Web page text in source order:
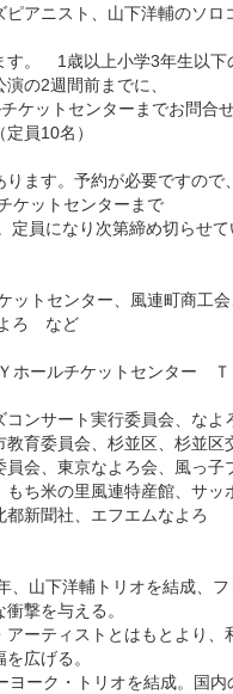
アニスト、山下洋輔のソロ
。 1歳以上小学3年生以下
の2週間前までに、
ケットセンターまでお問合
員10名）
ます。予約が必要ですので
ケットセンターまで
員になり次第締め切らせて
ットセンター、風連町商工
ろ など
ホールチケットセンター
コンサート実行委員会、なよ
育委員会、杉並区、杉並区
会、東京なよろ会、風っ子
もち米の里風連特産館、サ
新聞社、エフエムなよろ
山下洋輔トリオを結成、フ
撃を与える。
アーティストとはもとより
広げる。
ヨーク・トリオを結成。国